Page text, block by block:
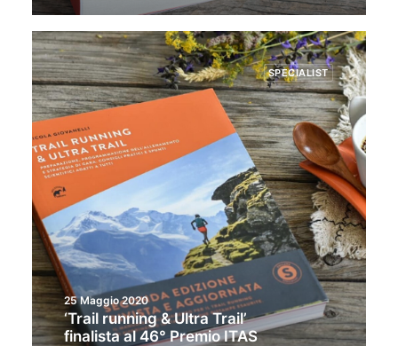
SPECIALIST
25 Maggio 2020
‘Trail running & Ultra Trail’
finalista al 46° Premio ITAS